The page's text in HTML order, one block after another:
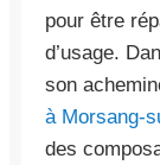
pour être
d’usage.
son
à Morsang-
des